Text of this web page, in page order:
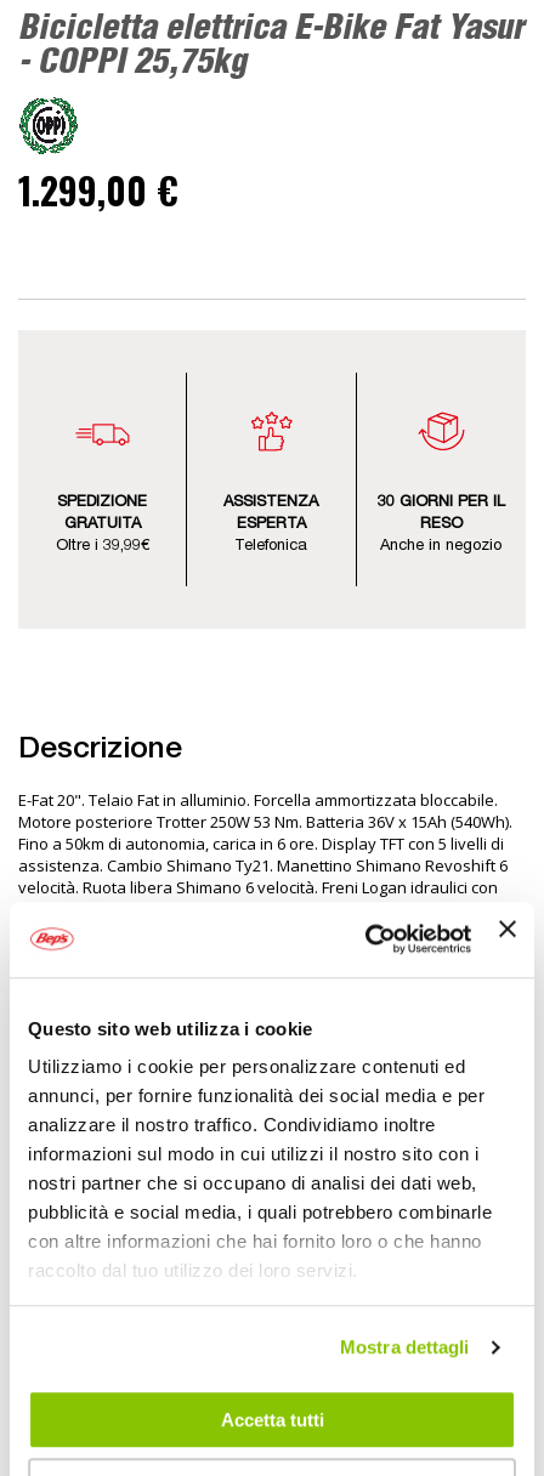
Questo sito web utilizza i cookie
Utilizziamo i cookie per personalizzare contenuti ed
annunci, per fornire funzionalità dei social media e per
analizzare il nostro traffico. Condividiamo inoltre
informazioni sul modo in cui utilizzi il nostro sito con i
nostri partner che si occupano di analisi dei dati web,
pubblicità e social media, i quali potrebbero combinarle
con altre informazioni che hai fornito loro o che hanno
raccolto dal tuo utilizzo dei loro servizi.
Mostra dettagli
Accetta tutti
Bicicletta elettrica E-Bike Fat Yasur
- COPPI 25,75kg
1.299,00 €
SPEDIZIONE
GRATUITA
Oltre i 39,99€
ASSISTENZA
ESPERTA
Telefonica
30 GIORNI PER IL
RESO
Anche in negozio
Descrizione
E-Fat 20". Telaio Fat in alluminio. Forcella ammortizzata bloccabile.
Motore posteriore Trotter 250W 53 Nm. Batteria 36V x 15Ah (540Wh).
Fino a 50km di autonomia, carica in 6 ore. Display TFT con 5 livelli di
assistenza. Cambio Shimano Ty21. Manettino Shimano Revoshift 6
velocità. Ruota libera Shimano 6 velocità. Freni Logan idraulici con
luce anteriore e posteriore a LED. Coperture 20"x4,0. Cavalletto
laterale in alluminio
Specifiche tecniche
Maggiori
Informazioni
2141341
8001446132845
Bici
Bicicletta elettrica
Alluminio 25,75kg